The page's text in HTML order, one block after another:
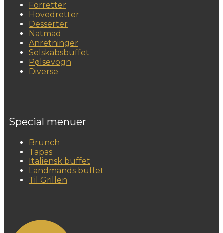
Forretter
Hovedretter
Desserter
Natmad
Anretninger
Selskabsbuffet
Pølsevogn
Diverse
Special menuer
Brunch
Tapas
Italiensk buffet
Landmands buffet
Til Grillen